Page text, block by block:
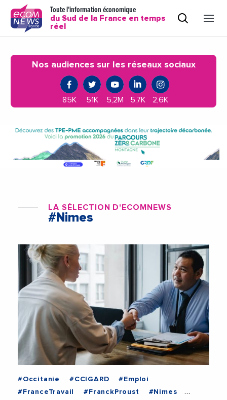
Toute l'information économique
du Sud de la France en temps
réel
Nos audiences sur les réseaux sociaux
85K 51K 5,2M 5,7K 2,6K
LA SÉLECTION D'ECOMNEWS
#Nimes
#Occitanie #CCIGARD
#Emploi
#FranceTravail
#FranckProust
#Nimes